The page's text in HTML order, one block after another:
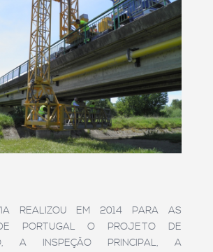
REALIZOU EM 2014 PARA AS
PORTUGAL O PROJETO DE
A INSPEÇÃO PRINCIPAL, A